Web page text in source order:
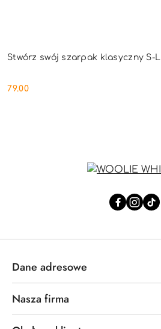
Stwórz swój szarpak klasyczny S-L
Cena:
79.00
Dane adresowe
Nasza firma